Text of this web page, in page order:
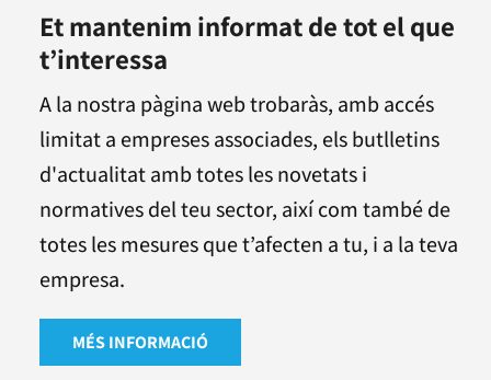
Et mantenim informat de tot el que
t’interessa
A la nostra pàgina web trobaràs, amb accés
limitat a empreses associades, els butlletins
d'actualitat amb totes les novetats i
normatives del teu sector, així com també de
totes les mesures que t’afecten a tu, i a la teva
empresa.
MÉS INFORMACIÓ